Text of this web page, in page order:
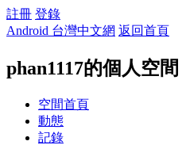
註冊 登錄
Android 台灣中文網 返回首頁
phan1117的個人空間
空間首頁
動態
記錄